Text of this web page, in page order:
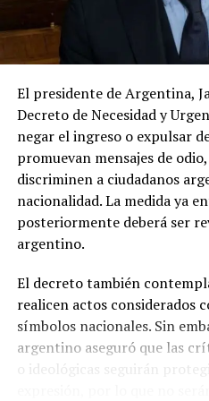
El presidente de Argentina,
Decreto de Necesidad y
negar el ingreso o expulsar
promuevan mensajes de
discriminen a ciudadanos
nacionalidad. La medida ya
posteriormente deberá ser
argentino.
El decreto también
realicen actos considerados
símbolos nacionales. Sin
argentino aseguró que las
o ideológicas seguirán